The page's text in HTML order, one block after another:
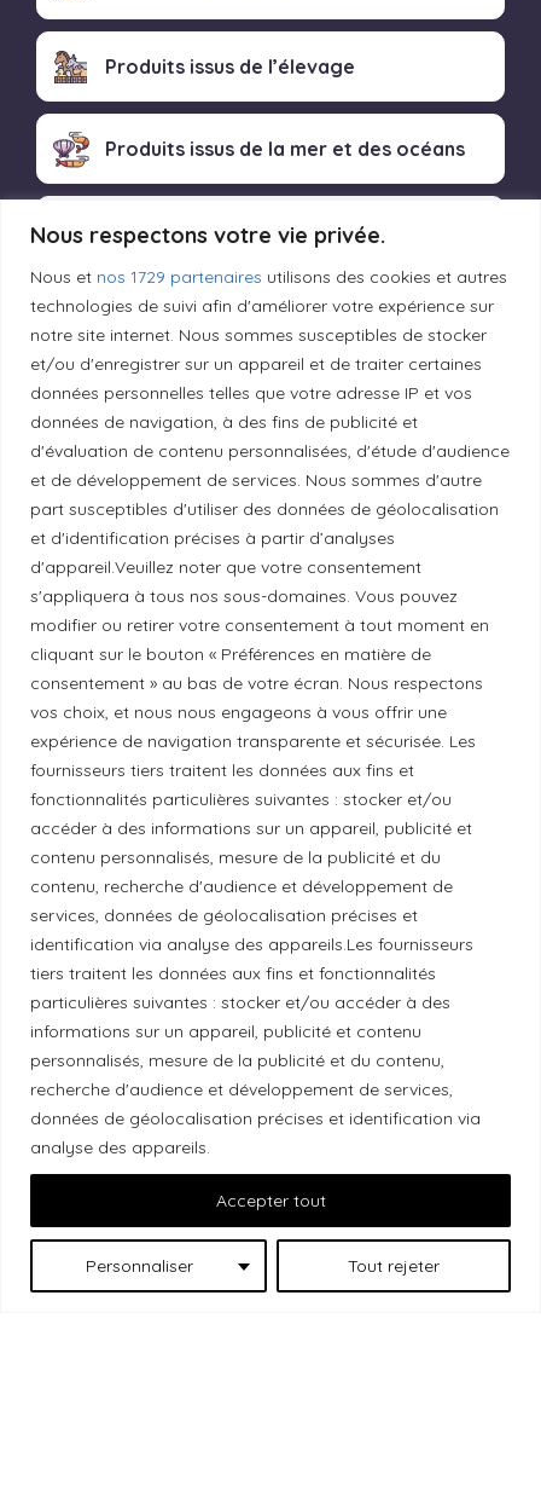
Nous respectons votre vie privée.
Nous et nos 1729 partenaires utilisons des cookies et autres
technologies de suivi afin d'améliorer votre expérience sur
notre site internet. Nous sommes susceptibles de stocker
et/ou d'enregistrer sur un appareil et de traiter certaines
données personnelles telles que votre adresse IP et vos
données de navigation, à des fins de publicité et
d'évaluation de contenu personnalisées, d'étude d'audience
et de développement de services. Nous sommes d'autre
part susceptibles d'utiliser des données de géolocalisation
et d'identification précises à partir d’analyses
d'appareil.Veuillez noter que votre consentement
s'appliquera à tous nos sous-domaines. Vous pouvez
modifier ou retirer votre consentement à tout moment en
cliquant sur le bouton « Préférences en matière de
consentement » au bas de votre écran. Nous respectons
vos choix, et nous nous engageons à vous offrir une
expérience de navigation transparente et sécurisée. Les
fournisseurs tiers traitent les données aux fins et
fonctionnalités particulières suivantes : stocker et/ou
accéder à des informations sur un appareil, publicité et
contenu personnalisés, mesure de la publicité et du
contenu, recherche d'audience et développement de
services, données de géolocalisation précises et
identification via analyse des appareils.Les fournisseurs
tiers traitent les données aux fins et fonctionnalités
particulières suivantes : stocker et/ou accéder à des
informations sur un appareil, publicité et contenu
personnalisés, mesure de la publicité et du contenu,
recherche d'audience et développement de services,
données de géolocalisation précises et identification via
analyse des appareils.
Personnaliser Tout rejeter
Accepter tout
Produits issus de l’élevage
Produits issus de la mer et des océans
Produits transformés artisanaux
Liens utiles
Mentions légales
Politique de confidentialité
Principes de publication
Politique de correction
Politique de diversité
Politique éthique
Reconnaissance du territoire
Local Market, marque portée par la société Les
Chats Gourmets Ltd. tient à souligner que ses
installations, situées au 511 Lacolle Way (Ottawa-
Orléans), se trouvent sur le territoire traditionnel non
cédé du peuple algonquin anichinabé. Nous
reconnaissons et remercions les peuples
autochtones qui sont les gardiens historiques et
actuels de ces terres.